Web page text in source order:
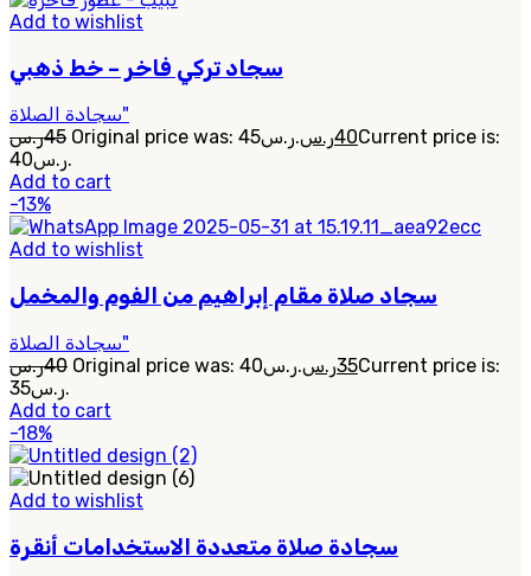
Add to wishlist
سجاد تركي فاخر – خط ذهبي
سجادة الصلاة"
45ر.س Original price was: 45ر.س. 40ر.س
Current price is:
40ر.س.
Add to cart
-13%
Add to wishlist
سجاد صلاة مقام إبراهيم من الفوم والمخمل
سجادة الصلاة"
40ر.س Original price was: 40ر.س. 35ر.س
Current price is:
35ر.س.
Add to cart
-18%
Add to wishlist
سجادة صلاة متعددة الاستخدامات أنقرة